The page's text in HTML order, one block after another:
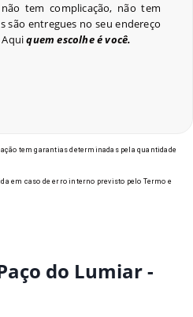
não tem complicação, não tem
são entregues no seu endereço
Aquiquem escolhe é você.
tem garantias determinadas pela quantidade
em caso de erro interno previsto pelo Termo e
do Lumiar -